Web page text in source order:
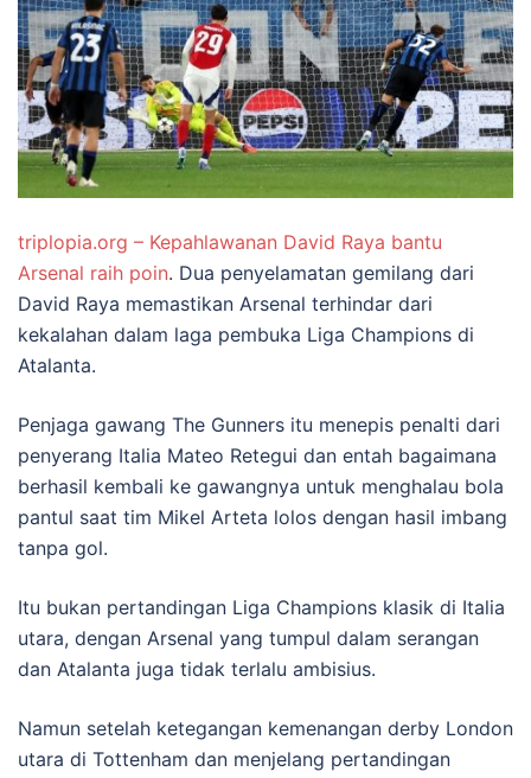
triplopia.org – Kepahlawanan David Raya bantu
Arsenal raih poin. Dua penyelamatan gemilang dari
David Raya memastikan Arsenal terhindar dari
kekalahan dalam laga pembuka Liga Champions di
Atalanta.
Penjaga gawang The Gunners itu menepis penalti dari
penyerang Italia Mateo Retegui dan entah bagaimana
berhasil kembali ke gawangnya untuk menghalau bola
pantul saat tim Mikel Arteta lolos dengan hasil imbang
tanpa gol.
Itu bukan pertandingan Liga Champions klasik di Italia
utara, dengan Arsenal yang tumpul dalam serangan
dan Atalanta juga tidak terlalu ambisius.
Namun setelah ketegangan kemenangan derby London
utara di Tottenham dan menjelang pertandingan